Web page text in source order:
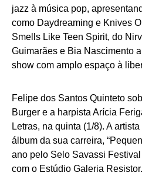
jazz à música pop,
como Daydreaming e Knives
Smells Like Teen Spirit, do
Guimarães e Bia Nascimento
show com amplo espaço à
Felipe dos Santos Quinteto
Burger e a harpista Arícia
Letras, na quinta (1/8). A
álbum da sua carreira,
ano pelo Selo Savassi
com o Estúdio Galeria Resistor.